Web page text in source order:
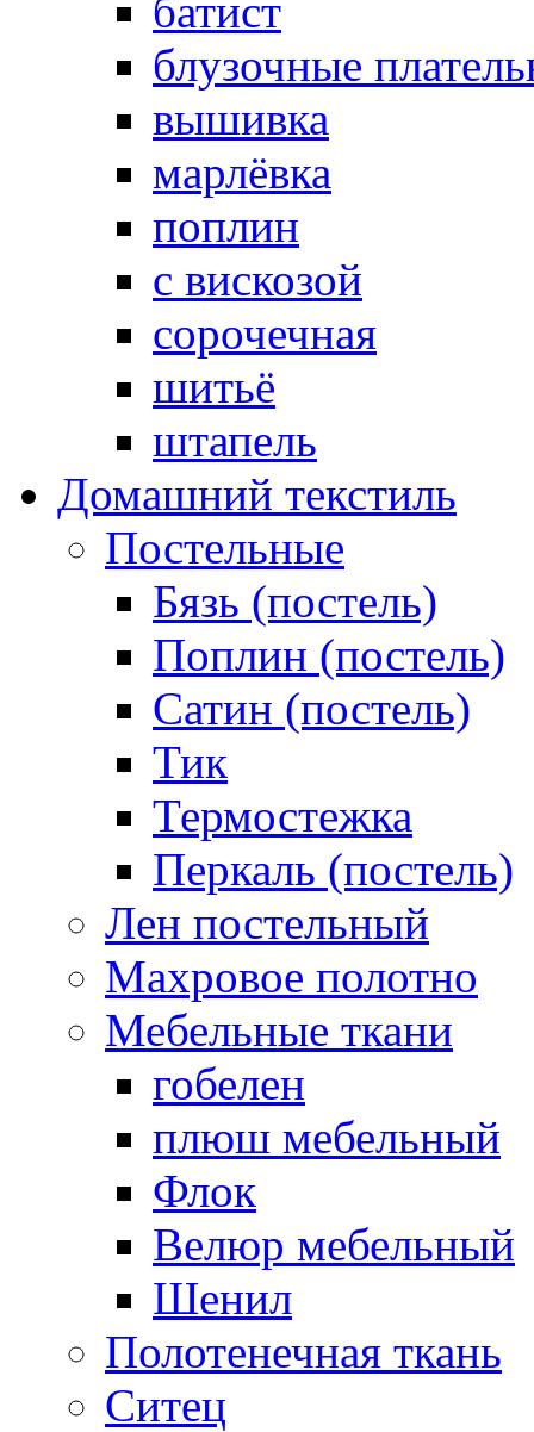
батист
блузочные
вышивка
марлёвка
поплин
с вискозой
сорочечная
шитьё
штапель
Домашний текстиль
Постельные
Бязь (постель)
Поплин (постель)
Сатин (постель)
Тик
Термостежка
Перкаль (постель)
Лен постельный
Махровое полотно
Мебельные ткани
гобелен
плюш мебельный
Флок
Велюр мебельный
Шенил
Полотенечная ткань
Ситец